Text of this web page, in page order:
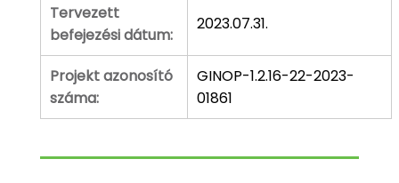
Tervezett
befejezési dátum:
2023.07.31.
Projekt azonosító
száma:
GINOP-1.2.16-22-2023-
01861